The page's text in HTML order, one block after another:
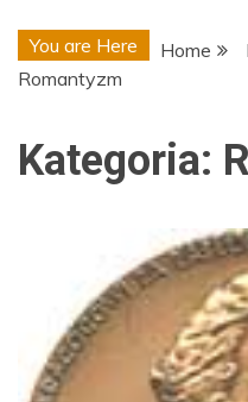
You are Here Home
Romantyzm
Kategoria: